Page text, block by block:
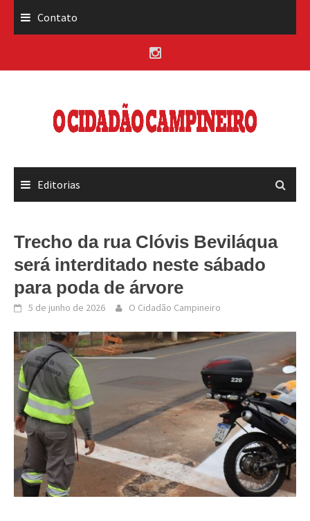
Contato
Editorias
Trecho da rua Clóvis Beviláqua
será interditado neste sábado
para poda de árvore
5 de junho de 2026 O Cidadão Campineiro